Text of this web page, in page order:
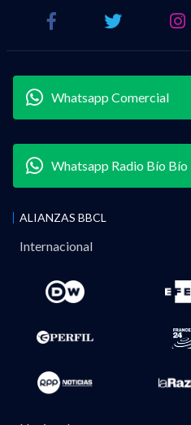
Whatsapp Comercial
Whatsapp Radio Bío Bío
ALIANZAS BBCL
Internacional